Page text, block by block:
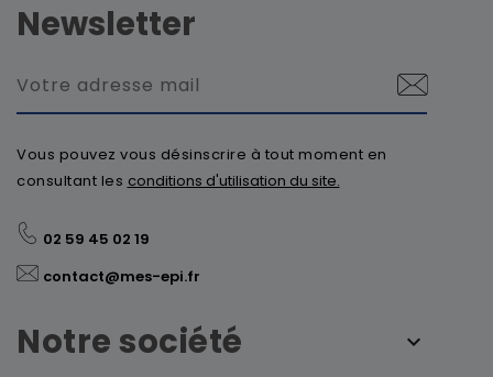
Newsletter
Vous pouvez vous désinscrire à tout moment en
consultant les conditions d'utilisation du site.
02 59 45 02 19
contact@mes-epi.fr
Notre société